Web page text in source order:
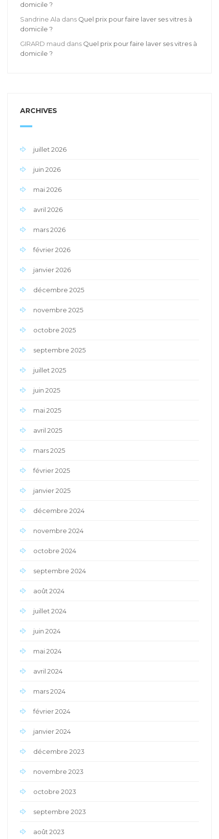
domicile ?
Sandrine Ala dans Quel prix pour faire laver ses vitres à
domicile ?
GIRARD maud dans Quel prix pour faire laver ses vitres à
domicile ?
ARCHIVES
juillet 2026
juin 2026
mai 2026
avril 2026
mars 2026
février 2026
janvier 2026
décembre 2025
novembre 2025
octobre 2025
septembre 2025
juillet 2025
juin 2025
mai 2025
avril 2025
mars 2025
février 2025
janvier 2025
décembre 2024
novembre 2024
octobre 2024
septembre 2024
août 2024
juillet 2024
juin 2024
mai 2024
avril 2024
mars 2024
février 2024
janvier 2024
décembre 2023
novembre 2023
octobre 2023
septembre 2023
août 2023